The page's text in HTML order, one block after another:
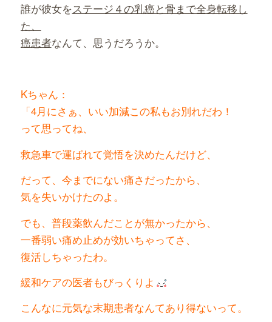
誰が彼女をステージ４の乳癌と骨まで全身転移し
た、
癌患者なんて、思うだろうか。
Kちゃん：
「4月にさぁ、いい加減この私もお別れだわ！
って思ってね、
救急車で運ばれて覚悟を決めたんだけど、
だって、今までにない痛さだったから、
気を失いかけたのよ。
でも、普段薬飲んだことが無かったから、
一番弱い痛め止めが効いちゃってさ、
復活しちゃったわ。
緩和ケアの医者もびっくりよ
こんなに元気な末期患者なんてあり得ないって。